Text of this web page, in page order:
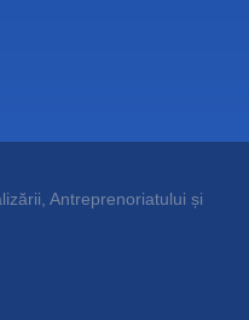
Antreprenoriatului și